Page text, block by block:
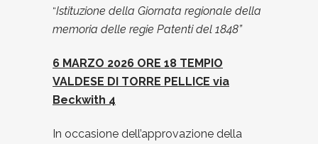
“Istituzione della Giornata regionale della
memoria delle regie Patenti del 1848”
6 MARZO 2026 ORE 18 TEMPIO
VALDESE DI TORRE PELLICE via
Beckwith 4
In occasione dell’approvazione della